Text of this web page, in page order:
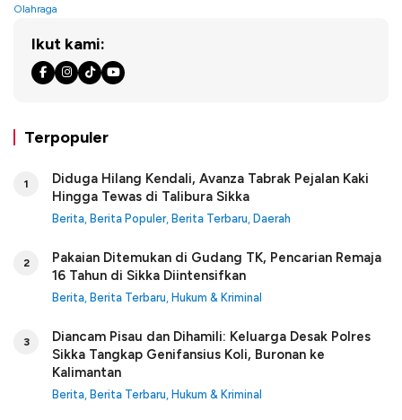
Olahraga
Ikut kami:
Terpopuler
1
Diduga Hilang Kendali, Avanza Tabrak Pejalan Kaki
Hingga Tewas di Talibura Sikka
Berita Berita Populer, Berita Terbaru Daerah
2
Pakaian Ditemukan di Gudang TK, Pencarian Remaja
16 Tahun di Sikka Diintensifkan
Berita Berita Terbaru Hukum & Kriminal
3
Diancam Pisau dan Dihamili: Keluarga Desak Polres
Sikka Tangkap Genifansius Koli, Buronan ke
Kalimantan
Berita Berita Terbaru Hukum & Kriminal